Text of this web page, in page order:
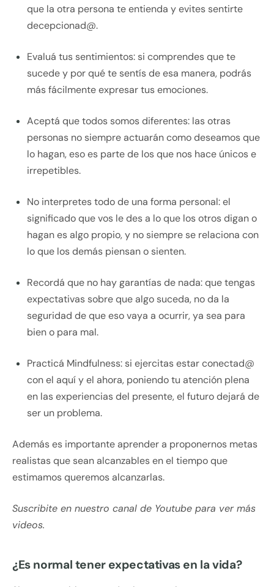
que la otra persona te entienda y evites sentirte
decepcionad@.
Evaluá tus sentimientos: si comprendes que te
sucede y por qué te sentís de esa manera, podrás
más fácilmente expresar tus emociones.
Aceptá que todos somos diferentes: las otras
personas no siempre actuarán como deseamos que
lo hagan, eso es parte de los que nos hace únicos e
irrepetibles.
No interpretes todo de una forma personal: el
significado que vos le des a lo que los otros digan o
hagan es algo propio, y no siempre se relaciona con
lo que los demás piensan o sienten.
Recordá que no hay garantías de nada: que tengas
expectativas sobre que algo suceda, no da la
seguridad de que eso vaya a ocurrir, ya sea para
bien o para mal.
Practicá Mindfulness: si ejercitas estar conectad@
con el aquí y el ahora, poniendo tu atención plena
en las experiencias del presente, el futuro dejará de
ser un problema.
Además es importante aprender a proponernos metas
realistas que sean alcanzables en el tiempo que
estimamos queremos alcanzarlas.
Suscribite en nuestro canal de Youtube para ver más
videos.
¿Es normal tener expectativas en la vida?